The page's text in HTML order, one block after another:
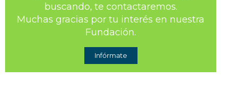
buscando, te contactaremos.
Muchas gracias por tu interés en nuestra
Fundación.
Infórmate